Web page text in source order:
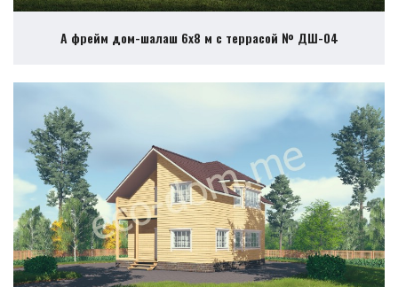
А фрейм дом-шалаш 6х8 м с террасой № ДШ-04